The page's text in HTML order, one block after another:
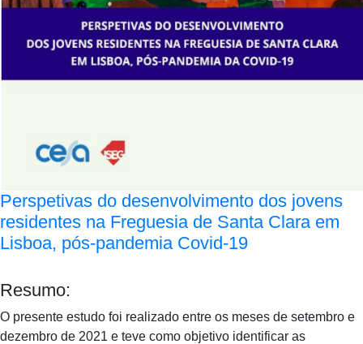
Perspetivas do desenvolvimento dos jovens
residentes na Freguesia de Santa Clara em
Lisboa, pós-pandemia Covid-19
Resumo:
O presente estudo foi realizado entre os meses de setembro e
dezembro de 2021 e teve como objetivo identificar as